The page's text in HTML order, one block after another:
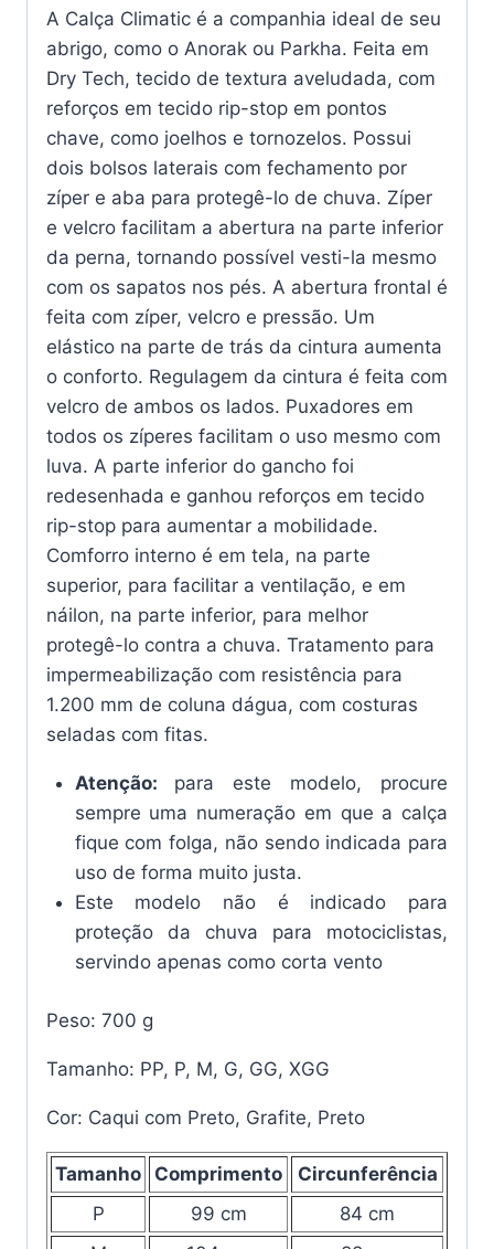
A Calça Climatic é a companhia ideal de seu
abrigo, como o Anorak ou Parkha. Feita em
Dry Tech, tecido de textura aveludada, com
reforços em tecido rip-stop em pontos
chave, como joelhos e tornozelos. Possui
dois bolsos laterais com fechamento por
zíper e aba para protegê-lo de chuva. Zíper
e velcro facilitam a abertura na parte inferior
da perna, tornando possível vesti-la mesmo
com os sapatos nos pés. A abertura frontal é
feita com zíper, velcro e pressão. Um
elástico na parte de trás da cintura aumenta
o conforto. Regulagem da cintura é feita com
velcro de ambos os lados. Puxadores em
todos os zíperes facilitam o uso mesmo com
luva. A parte inferior do gancho foi
redesenhada e ganhou reforços em tecido
rip-stop para aumentar a mobilidade.
Comforro interno é em tela, na parte
superior, para facilitar a ventilação, e em
náilon, na parte inferior, para melhor
protegê-lo contra a chuva. Tratamento para
impermeabilização com resistência para
1.200 mm de coluna dágua, com costuras
seladas com fitas.
Atenção: para este modelo, procure
sempre uma numeração em que a calça
fique com folga, não sendo indicada para
uso de forma muito justa.
Este modelo não é indicado para
proteção da chuva para motociclistas,
servindo apenas como corta vento
Peso: 700 g
Tamanho: PP, P, M, G, GG, XGG
Cor: Caqui com Preto, Grafite, Preto
Tamanho Comprimento
Circunferência
P
99 cm
84 cm